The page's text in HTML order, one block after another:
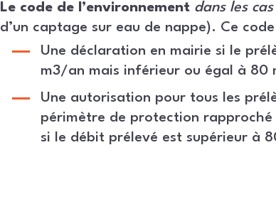
Le code de l’environnement dans les
d’un captage sur eau de nappe). Ce
Une déclaration en mairie si le
m3/an mais inférieur ou égal à 80
Une autorisation pour tous les
périmètre de protection
si le débit prélevé est supérieur à